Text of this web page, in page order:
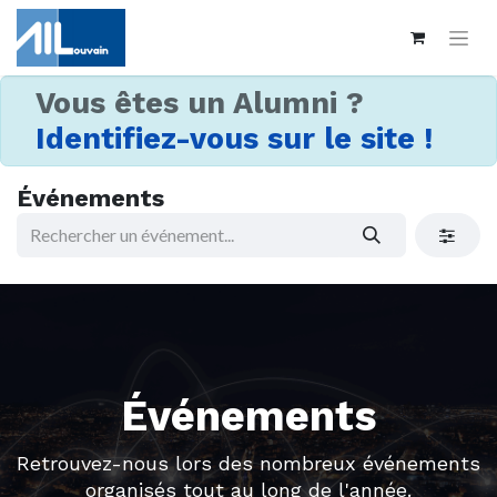
Vous êtes un Alumni ?
Identifiez-vous sur le site !
Événements
Événements
Retrouvez-nous lors des nombreux événements
organisés tout au long de l'année.